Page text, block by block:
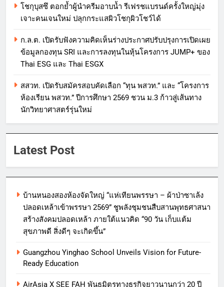
โชกุบุสซึ ตอกย้ำผู้นำครีมอาบน้ำ รีเฟรชแบรนด์ครั้งใหญ่มุ่ง
เจาะคนเจนใหม่ ปลุกกระแสผิวโชกุผิวโชว์ได้
ก.ล.ต. เปิดรับฟังความคิดเห็นร่างประกาศปรับปรุงการเปิดเผย
ข้อมูลกองทุน SRI และการลงทุนในหุ้นโครงการ JUMP+ ของ
Thai ESG และ Thai ESGX
สสวท. เปิดรับสมัครสอบคัดเลือก “ทุน พสวท.” และ “โครงการ
ห้องเรียน พสวท.” ปีการศึกษา 2569 ชวน ม.3 ก้าวสู่เส้นทาง
นักวิทยาศาสตร์รุ่นใหม่
Latest Post
บ้านหนองสองห้องจัดใหญ่ “แห่เทียนพรรษา – ผ้าป่าซาเล้ง
ปลอดเหล้าเข้าพรรษา 2569” ชูพลังชุมชนสืบสานพุทธศาสนา
สร้างสังคมปลอดเหล้า ภายใต้แนวคิด “90 วัน เก็บแต้ม
สุขภาพดี สิ่งดีๆ จะเกิดขึ้น”
Guangzhou Yinghao School Unveils Vision for Future-
Ready Education
AirAsia X SEE FAH พันธมิตรทางธุรกิจยาวนานกว่า 20 ปี